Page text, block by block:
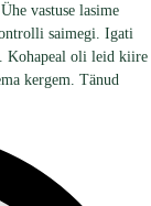
vastuse lasime
saimegi. Igati
Kohapeal oli leid kiire
kergem. Tänud